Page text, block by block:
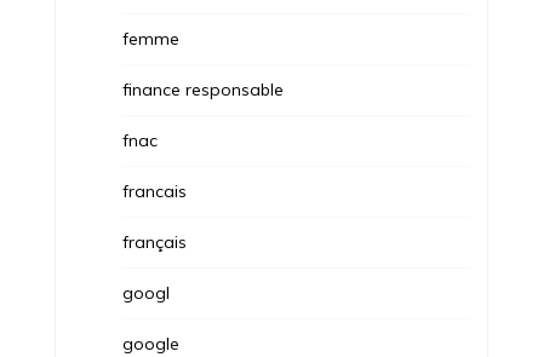
femme
finance responsable
fnac
francais
français
googl
google